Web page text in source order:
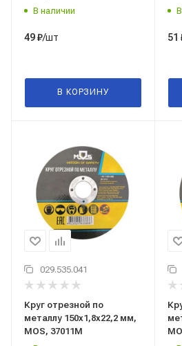
В наличии
49₽/шт
В КОРЗИНУ
51
029.535.041
Круг отрезной по
металлу 150x1,8x22,2 мм,
MOS, 37011М